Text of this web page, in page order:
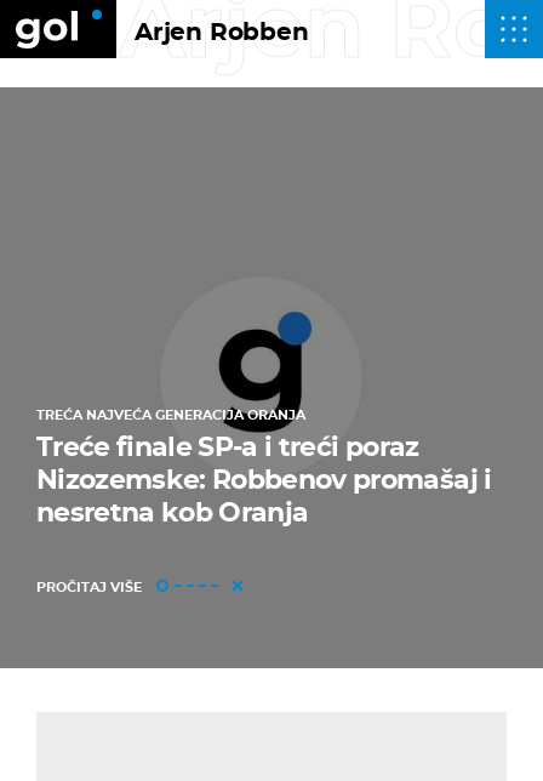
Arjen Robben
Arjen
TREĆA NAJVEĆA GENERACIJA ORANJA
Treće finale SP-a i treći poraz
Nizozemske: Robbenov promašaj i
nesretna kob Oranja
PROČITAJ VIŠE